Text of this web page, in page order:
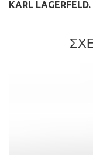
KARL LAGERFELD.